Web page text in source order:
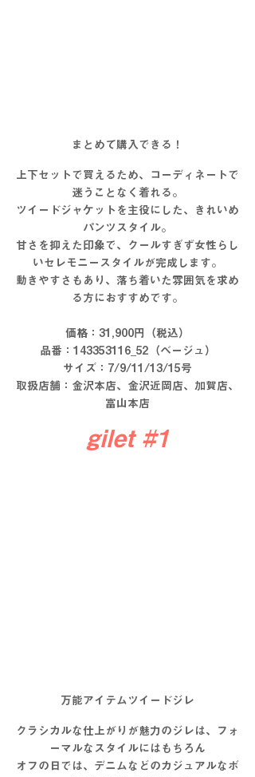
まとめて購入できる！
上下セットで買えるため、コーディネートで
迷うことなく着れる。
ツイードジャケットを主役にした、きれいめ
パンツスタイル。
甘さを抑えた印象で、クールすぎず女性らし
いセレモニースタイルが完成します。
動きやすさもあり、落ち着いた雰囲気を求め
る方におすすめです。
価格：31,900円（税込）
品番：143353116_52（ベージュ）
サイズ：7/9/11/13/15号
取扱店舗：金沢本店、金沢近岡店、加賀店、
富山本店
gilet #1
万能アイテムツイードジレ
クラシカルな仕上がりが魅力のジレは、フォ
ーマルなスタイルにはもちろん
オフの日では、デニムなどのカジュアルなボ